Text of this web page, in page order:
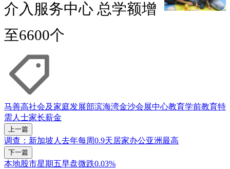
介入服务中心 总学额增
至6600个
马善高社会及家庭发展部滨海湾金沙会展中心教育学前教育特
需人士家长薪金
上一篇
调查：新加坡人去年每周0.9天居家办公亚洲最高
下一篇
本地股市星期五早盘微跌0.03%